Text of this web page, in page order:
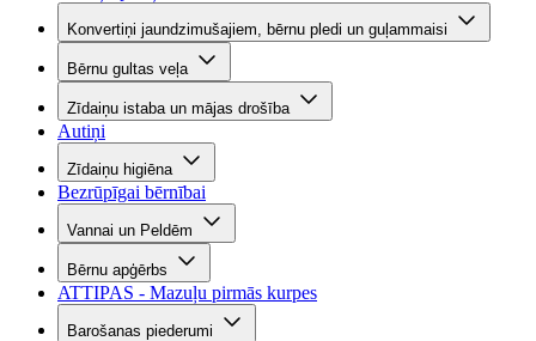
Konvertiņi jaundzimušajiem, bērnu pledi un guļammaisi
Bērnu gultas veļa
Zīdaiņu istaba un mājas drošība
Autiņi
Zīdaiņu higiēna
Bezrūpīgai bērnībai
Vannai un Peldēm
Bērnu apģērbs
ATTIPAS - Mazuļu pirmās kurpes
Barošanas piederumi